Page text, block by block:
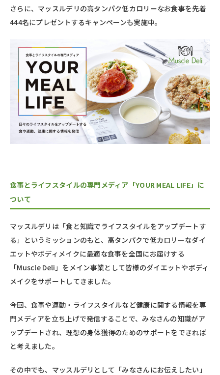
さらに、マッスルデリの高タンパク低カロリーなお食事を先着
444名にプレゼントするキャンペーンも実施中。
食事とライフスタイルの専門メディア「YOUR MEAL LIFE」に
ついて
マッスルデリは「食と知識でライフスタイルをアップデートす
る」というミッションのもと、高タンパクで低カロリーなダイ
エットやボディメイクに最適な食事を全国にお届けする
「Muscle Deli」をメイン事業として皆様のダイエットやボディ
メイクをサポートしてきました。
今回、食事や運動・ライフスタイルなど健康に関する情報を専
門メディアを立ち上げで発信することで、みなさんの知識がア
ップデートされ、理想の身体獲得のためのサポートをできれば
と考えました。
その中でも、マッスルデリとして「みなさんにお伝えしたい」